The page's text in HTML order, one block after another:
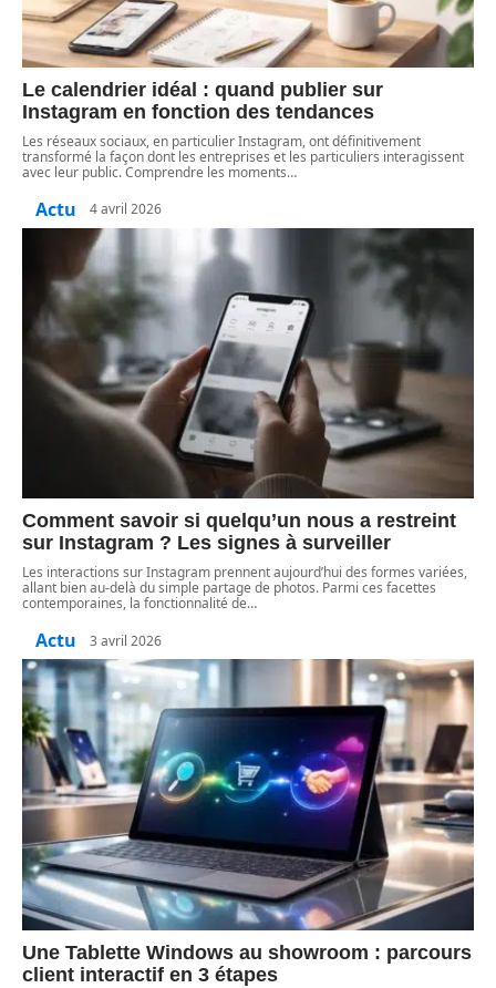
Le calendrier idéal : quand publier sur
Instagram en fonction des tendances
Les réseaux sociaux, en particulier Instagram, ont définitivement
transformé la façon dont les entreprises et les particuliers interagissent
avec leur public. Comprendre les moments…
Actu 4 avril 2026
Comment savoir si quelqu’un nous a restreint
sur Instagram ? Les signes à surveiller
Les interactions sur Instagram prennent aujourd’hui des formes variées,
allant bien au-delà du simple partage de photos. Parmi ces facettes
contemporaines, la fonctionnalité de…
Actu 3 avril 2026
Une Tablette Windows au showroom : parcours
client interactif en 3 étapes